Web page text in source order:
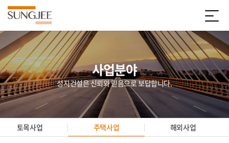
사업분야
성지건설은 신뢰와 믿음으로 보답합니다.
토목사업 주택사업 해외사업